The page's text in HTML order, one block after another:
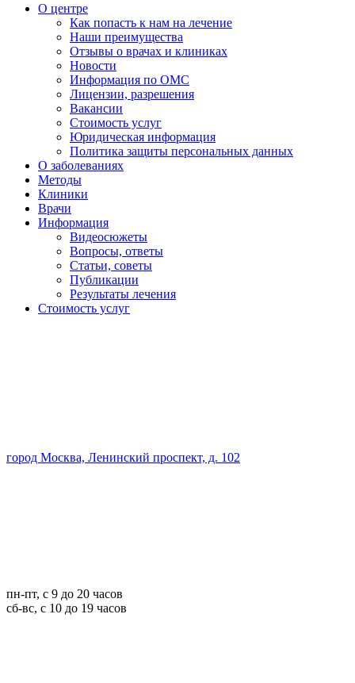
О центре
Как попасть к нам на лечение
Наши преимущества
Отзывы о врачах и клиниках
Новости
Информация по ОМС
Лицензии, разрешения
Вакансии
Стоимость услуг
Юридическая информация
Политика защиты персональных данных
О заболеваниях
Методы
Клиники
Врачи
Информация
Видеосюжеты
Вопросы, ответы
Статьи, советы
Публикации
Результаты лечения
Стоимость услуг
город Москва, Ленинский проспект, д. 102
пн-пт, с 9 до 20 часов
сб-вс, с 10 до 19 часов